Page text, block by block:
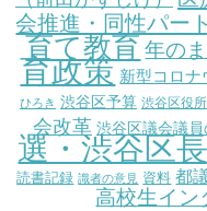
会推進・同性パー
育て教育 年の
育政策 新型コロナ
ひろき 渋谷区予算 渋谷区役
会改革 渋谷区議会議
選・渋谷区
読書記録 識者の意見 資料 都
高校生イン